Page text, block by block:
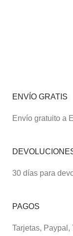
ENVÍO GRATIS
Envío gratuito a
30 días para
PAGOS
Tarjetas,